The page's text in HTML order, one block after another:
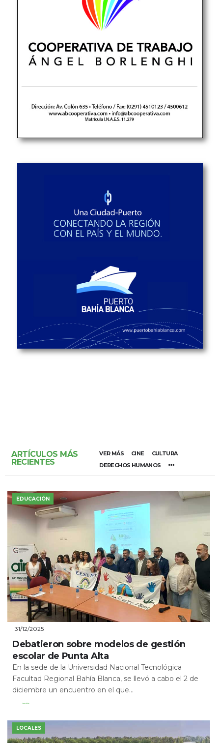
ARTÍCULOS MÁS
RECIENTES
VER MÁS CINE
CULTURA
DERECHOS HUMANOS
EDUCACIÓN
31/12/2025
Debatieron sobre modelos de gestión
escolar de Punta Alta
En la sede de la Universidad Nacional Tecnológica
Facultad Regional Bahía Blanca, se llevó a cabo el 2 de
diciembre un encuentro en el que...
Leer Más
LOCALES